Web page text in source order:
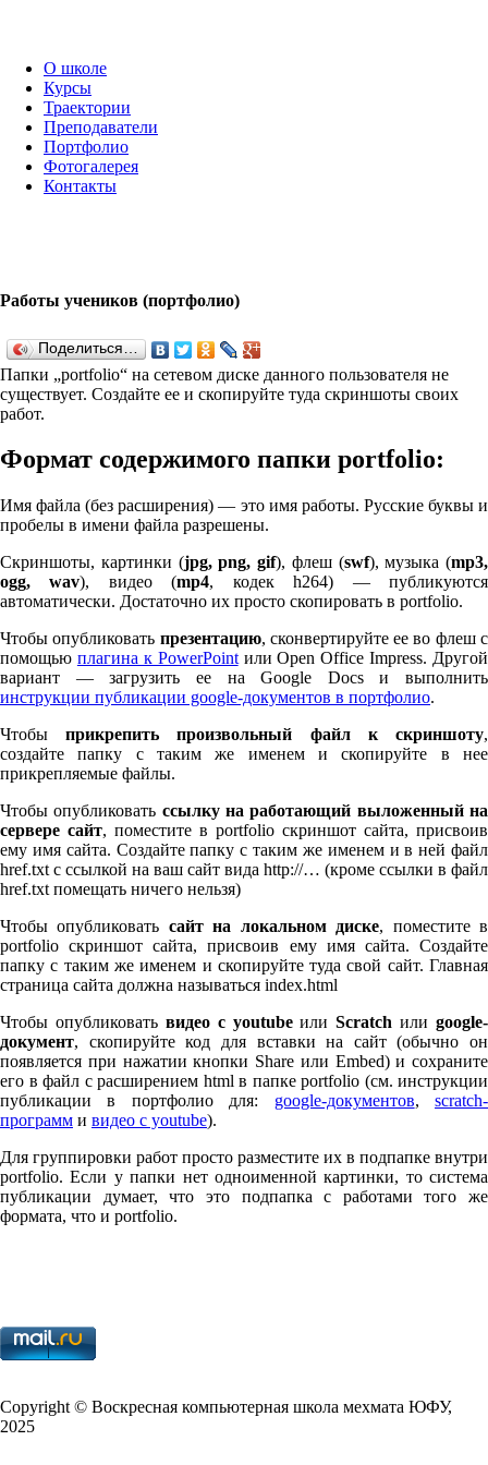
О школе
Курсы
Траектории
Преподаватели
Портфолио
Фотогалерея
Контакты
Работы учеников (портфолио)
Поделиться…
Папки „port­fo­lio“ на сетевом диске данного пользователя не
существует. Создайте ее и скопируйте туда скриншоты своих
работ.
Формат содержимого папки port­fo­lio:
Имя файла (без расширения) — это имя работы. Русские буквы и
пробелы в имени файла разрешены.
Скриншоты, картинки (jpg, png, gif), флеш (swf), музыка (mp3,
ogg, wav), видео (mp4, кодек h264) — публикуются
автоматически. Достаточно их просто скопировать в port­fo­lio.
Чтобы опубликовать презентацию, сконвертируйте ее во флеш с
помощью плагина к Pow­er­Pointили Open Office Impress. Другой
вариант — загрузить ее на Google Docs и выполнить
инструкции публикации google-документов в портфолио.
Чтобыприкрепить произвольный файл к скриншоту,
создайте папку с таким же именем и скопируйте в нее
прикрепляемые файлы.
Чтобы опубликовать ссылку на работающий выложенный на
сервере сайт, поместите в port­fo­lio скриншот сайта, присвоив
ему имя сайта. Создайте папку с таким же именем и в ней файл
href.txt с ссылкой на ваш сайт вида http://… (кроме ссылки в файл
href.txt помещать ничего нельзя)
Чтобы опубликовать сайт на локальном диске, поместите в
port­fo­lio скриншот сайта, присвоив ему имя сайта. Создайте
папку с таким же именем и скопируйте туда свой сайт. Главная
страница сайта должна называться index.html
Чтобы опубликовать видео с youtubeилиScratch или google-
документ, скопируйте код для вставки на сайт (обычно он
появляется при нажатии кнопки Share или Embed) и сохраните
его в файл с расширением html в папке port­fo­lio (см. инструкции
публикации в портфолио для: google-документов,scratch-
программ и видео с youtube).
Для группировки работ просто разместите их в подпапке внутри
port­fo­lio. Если у папки нет одноименной картинки, то система
публикации думает, что это подпапка с работами того же
формата, что и port­fo­lio.
Copy­right © Воскресная компьютерная школа мехмата ЮФУ,
2025